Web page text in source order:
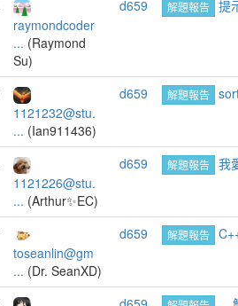
raymondcoder
... (Raymond
Su)
d659 解題報告 提
1121232@stu.
... (Ian911436)
d659 解題報告
1121226@stu.
... (Arthur✨EC)
d659 解題報告 我
toseanlin@gm
... (Dr. SeanXD)
d659 解題報告